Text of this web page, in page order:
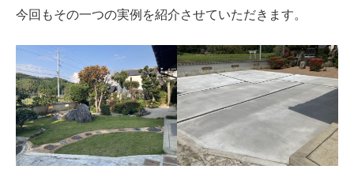
今回もその一つの実例を紹介させていただきます。